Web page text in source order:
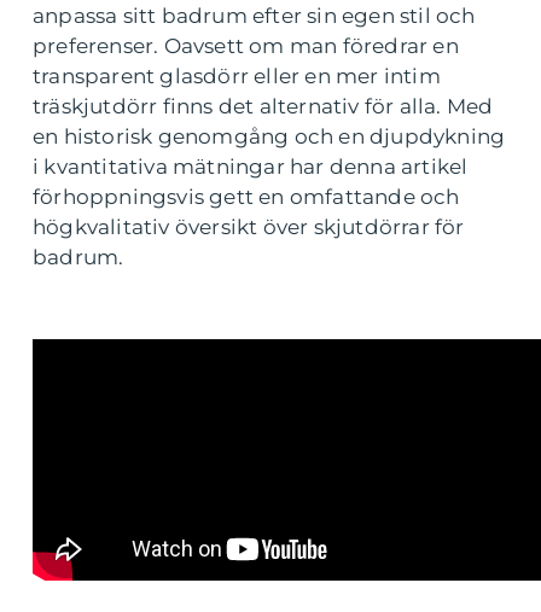
anpassa sitt badrum efter sin egen stil och
preferenser. Oavsett om man föredrar en
transparent glasdörr eller en mer intim
träskjutdörr finns det alternativ för alla. Med
en historisk genomgång och en djupdykning
i kvantitativa mätningar har denna artikel
förhoppningsvis gett en omfattande och
högkvalitativ översikt över skjutdörrar för
badrum.